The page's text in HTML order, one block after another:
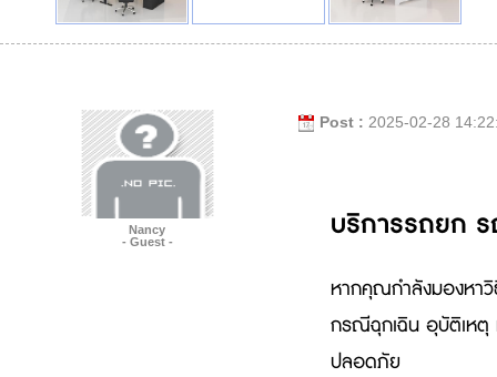
Nancy
- Guest -
Post : 2025-02-28
บริการรถยก ร
หากคุณกำลังมองหา
กรณีฉุกเฉิน อุบัติเหตุ
ปลอดภัย